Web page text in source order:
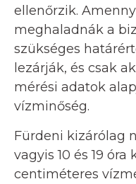
ellenőrzik.
meghaladnák a
szükséges
lezárják, és csak
mérési adatok
vízminőség.
Fürdeni kizárólag
vagyis 10 és 19
centiméteres